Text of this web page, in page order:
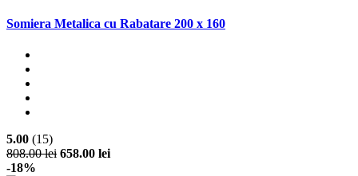
Somiera Metalica cu Rabatare 200 x 160
5.00 (15)
808.00 lei 658.00 lei
-18%